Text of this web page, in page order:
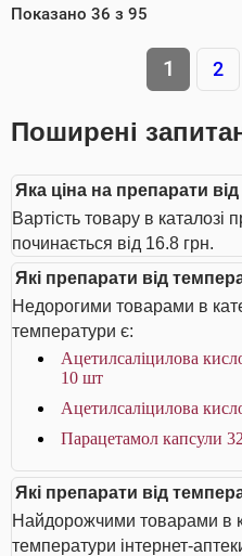
Показано 36 з 95
1 2
Поширені
Яка ціна на препарати
Вартість товару в каталозі
починається від 16.8 грн.
Які препарати від
Недорогими товарами в
температури є:
Ацетилсаліцилова
10 шт
Ацетилсаліцилова
Парацетамол капсули
Які препарати від
Найдорожчими товарами в
температури інтернет-